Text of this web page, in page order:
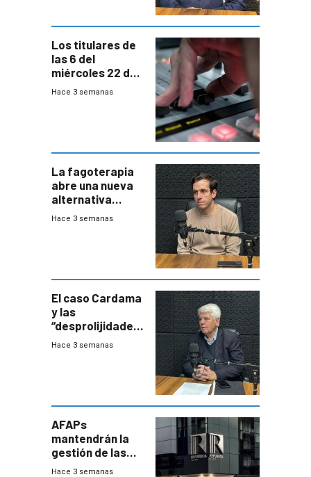
Los titulares de
las 6 del
miércoles 22 de
julio de 2026
Hace 3 semanas
La fagoterapia
abre una nueva
alternativa
contra bacterias
innovadora
Hace 3 semanas
El caso Cardama
y las
“desprolijidades”
que la
Hace 3 semanas
AFAPs
mantendrán la
gestión de las
cuentas
Hace 3 semanas